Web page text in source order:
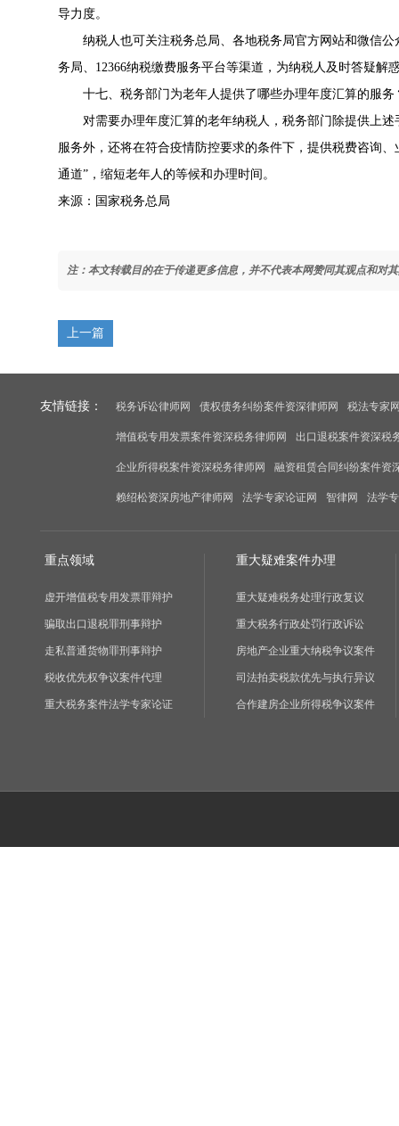
导力度。
纳税人也可关注税务总局、各地税务局官方网站和微信
务局、12366纳税缴费服务平台等渠道，为纳税人及时答疑解
十七、税务部门为老年人提供了哪些办理年度汇算的服务
对需要办理年度汇算的老年纳税人，税务部门除提供上
服务外，还将在符合疫情防控要求的条件下，提供税费咨询
通道”，缩短老年人的等候和办理时间。
来源：国家税务总局
注：本文转载目的在于传递更多信息，并不代表本网赞同其观点和对
上一篇
友情链接： 税务诉讼律师网 债权债务纠纷案件资深律师网 税法专家
增值税专用发票案件资深税务律师网 出口退税案件资深税
企业所得税案件资深税务律师网 融资租赁合同纠纷案件资
赖绍松资深房地产律师网 法学专家论证网 智律网 法学
重点领域
虚开增值税专用发票罪辩护
骗取出口退税罪刑事辩护
走私普通货物罪刑事辩护
税收优先权争议案件代理
重大税务案件法学专家论证
重大疑难案件办理
重大疑难税务处理行政复议
重大税务行政处罚行政诉讼
房地产企业重大纳税争议案件
司法拍卖税款优先与执行异议
合作建房企业所得税争议案件